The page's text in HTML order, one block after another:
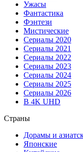
Ужасы
Фантастика
Фэнтези
Мистические
Сериалы 2020
Сериалы 2021
Сериалы 2022
Сериалы 2023
Сериалы 2024
Сериалы 2025
Сериалы 2026
В 4K UHD
Страны
Дорамы и
Японские